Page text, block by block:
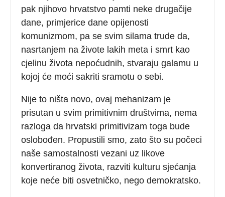
pak njihovo hrvatstvo pamti neke drugačije
dane, primjerice dane opijenosti
komunizmom, pa se svim silama trude da,
nasrtanjem na živote lakih meta i smrt kao
cjelinu života nepoćudnih, stvaraju galamu u
kojoj će moći sakriti sramotu o sebi.
Nije to ništa novo, ovaj mehanizam je
prisutan u svim primitivnim društvima, nema
razloga da hrvatski primitivizam toga bude
oslobođen. Propustili smo, zato što su počeci
naše samostalnosti vezani uz likove
konvertiranog života, razviti kulturu sjećanja
koje neće biti osvetničko, nego demokratsko.